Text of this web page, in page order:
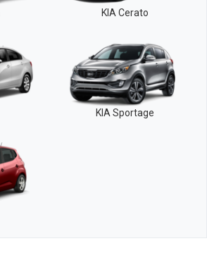
KIA Cerato
KIA Sportage